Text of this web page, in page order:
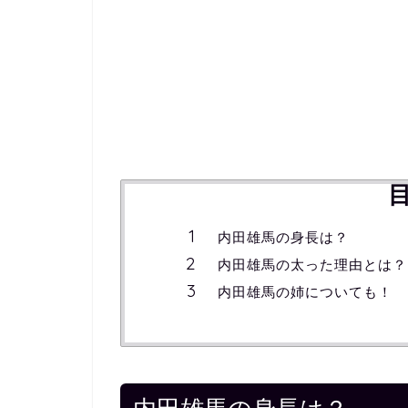
内田雄馬の身長は？
内田雄馬の太った理由とは？
内田雄馬の姉についても！